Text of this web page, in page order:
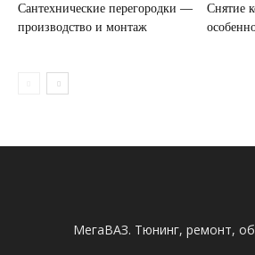
Сантехнические перегородки —
производство и монтаж
Снятие
МегаВАЗ. Тюнинг, ремонт,